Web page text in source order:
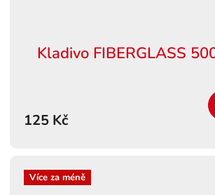
Kladivo FIBERGLASS
125 Kč
Více za méně